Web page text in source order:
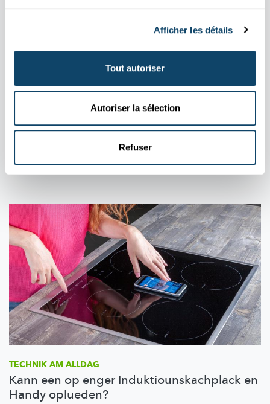
Afficher les détails
Tout autoriser
Autoriser la sélection
Refuser
MOBIL
Firwat muss een am Fliger de Flugmodus um
FNR
TECHNIK AM ALLDAG
Kann een op enger Induktiounskachplack en
Handy oplueden?